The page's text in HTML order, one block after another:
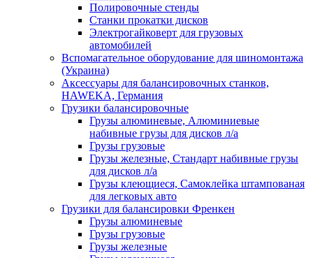
Полировочные стенды
Станки прокатки дисков
Электрогайковерт для грузовых
автомобилей
Вспомагательное оборудование для шиномонтажа
(Украина)
Аксессуары для балансировочных станков,
HAWEKA, Германия
Грузики балансировочные
Грузы алюминевые, Алюминиевые
набивные грузы для дисков л/а
Грузы грузовые
Грузы железные, Cтандарт набивные грузы
для дисков л/а
Грузы клеющиеся, Самоклейка штампованая
для легковых авто
Грузики для балансировки Френкен
Грузы алюминевые
Грузы грузовые
Грузы железные